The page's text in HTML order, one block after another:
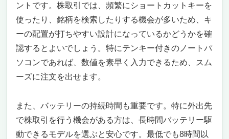
ントです。株取引では、頻繁にショートカットキーを
使ったり、銘柄を検索したりする機会が多いため、キ
ーの配置が打ちやすい設計になっているかどうかを確
認するとよいでしょう。特にテンキー付きのノートパ
ソコンであれば、数値を素早く入力できるため、スム
ーズに注文を出せます。
また、バッテリーの持続時間も重要です。特に外出先
で株取引を行う機会がある方は、長時間バッテリー駆
動できるモデルを選ぶと安心です。最低でも8時間以